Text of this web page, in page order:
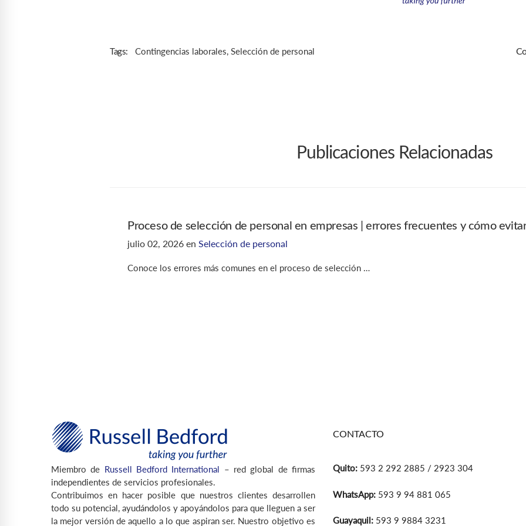
Tags: Contingencias laborales Selección de personal
Publicaciones Relacionadas
Proceso de selección de personal en empresas | errores frecuentes y cómo
julio 02, 2026 en Selección de personal
Conoce los errores más comunes en el proceso de selección …
Miembro de Russell Bedford International – red global de firmas
independientes de servicios profesionales.
Contribuimos en hacer posible que nuestros clientes desarrollen
todo su potencial, ayudándolos y apoyándolos para que lleguen a ser
la mejor versión de aquello a lo que aspiran ser. Nuestro objetivo es
CONTACTO
Quito: 593 2 292 2885 / 2923 304
WhatsApp: 593 9 94 881 065
Guayaquil: 593 9 9884 3231